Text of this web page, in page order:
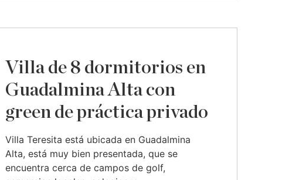
Villa de 8 dormitorios en
Guadalmina Alta con
green de práctica privado
Villa Teresita está ubicada en Guadalmina
Alta, está muy bien presentada, que se
encuentra cerca de campos de golf,